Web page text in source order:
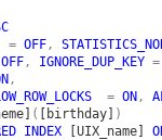
= OFF,
OFF, IGNORE_DUP_KEY =
,
= ON,
( [birthday]
INDEX
[UIX_name]